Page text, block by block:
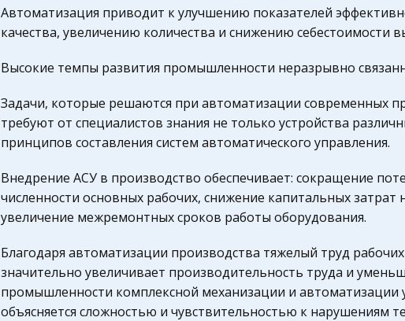
Автоматизация приводит к улучшению показателей
качества, увеличению количества и снижению себестоимости
Высокие темпы развития промышленности неразрывно
Задачи, которые решаются при автоматизации современных
требуют от специалистов знания не только устройства
принципов составления систем автоматического управления.
Внедрение АСУ в производство обеспечивает: сокращение
численности основных рабочих, снижение капитальных затрат
увеличение межремонтных сроков работы оборудования.
Благодаря автоматизации производства тяжелый труд
значительно увеличивает производительность труда и
промышленности комплексной механизации и автоматизации
объясняется сложностью и чувствительностью к нарушениям